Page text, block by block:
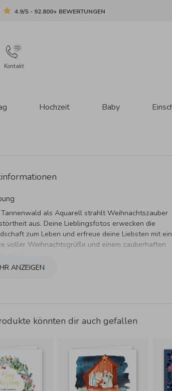
4.9/5 - 92.800+ BEWERTUNGEN
Kontakt
Hochzeit Baby
als Aquarell strahlt Weihnachtszauber
aus. Deine Lieblingsfotos erwecken die
zum Leben und erfreue deine Liebsten mit
voller Weihnachtsgrüße und einem zauberhaften
ANZEIGEN
könnten dir auch gefallen